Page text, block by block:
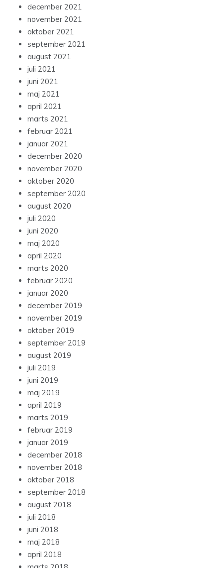
december 2021
november 2021
oktober 2021
september 2021
august 2021
juli 2021
juni 2021
maj 2021
april 2021
marts 2021
februar 2021
januar 2021
december 2020
november 2020
oktober 2020
september 2020
august 2020
juli 2020
juni 2020
maj 2020
april 2020
marts 2020
februar 2020
januar 2020
december 2019
november 2019
oktober 2019
september 2019
august 2019
juli 2019
juni 2019
maj 2019
april 2019
marts 2019
februar 2019
januar 2019
december 2018
november 2018
oktober 2018
september 2018
august 2018
juli 2018
juni 2018
maj 2018
april 2018